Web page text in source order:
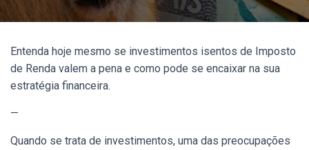
Entenda hoje mesmo se investimentos isentos de Imposto
de Renda valem a pena e como pode se encaixar na sua
estratégia financeira.
—
Quando se trata de investimentos, uma das preocupações